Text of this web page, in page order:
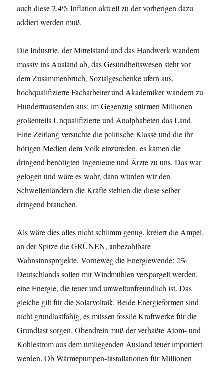
auch diese 2,4% Inflation aktuell zu der vorherigen dazu
addiert werden muß.
Die Industrie, der Mittelstand und das Handwerk wandern
massiv ins Ausland ab, das Gesundheitswesen steht vor
dem Zusammenbruch, Sozialgeschenke ufern aus,
hochqualifizierte Facharbeiter und Akademiker wandern zu
Hunderttausenden aus; im Gegenzug stürmen Millionen
großenteils Unqualifizierte und Analphabeten das Land.
Eine Zeitlang versuchte die politische Klasse und die ihr
hörigen Medien dem Volk einzureden, es kämen die
dringend benötigten Ingenieure und Ärzte zu uns. Das war
gelogen und wäre es wahr, dann würden wir den
Schwellenländern die Kräfte stehlen die diese selber
dringend brauchen.
Als wäre dies alles nicht schlimm genug, kreiert die Ampel,
an der Spitze die GRÜNEN, unbezahlbare
Wahnsinnsprojekte. Vorneweg die Energiewende: 2%
Deutschlands sollen mit Windmühlen verspargelt werden,
eine Energie, die teuer und umweltunfreundlich ist. Das
gleiche gilt für die Solarvoltaik. Beide Energieformen sind
nicht grundlastfähig, es müssen fossile Kraftwerke für die
Grundlast sorgen. Obendrein muß der verhaßte Atom- und
Kohlestrom aus dem umliegenden Ausland teuer importiert
werden. Ob Wärmepumpen-Installationen für Millionen